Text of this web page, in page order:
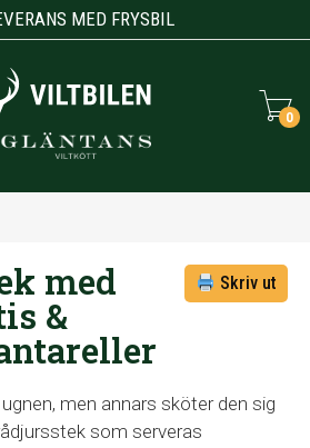
MED FRYSBIL
0
Skriv ut
med
&
men annars sköter den sig
som serveras